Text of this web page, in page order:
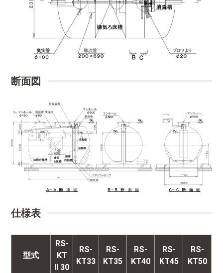
断面図
仕様表
型式
RS-
KT
II 30
RS-
KT33
RS-
KT35
RS-
KT40
RS-
KT45
RS-
KT50